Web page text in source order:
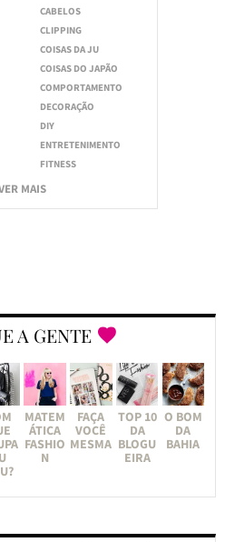
CABELOS
CLIPPING
COISAS DA JU
COISAS DO JAPÃO
COMPORTAMENTO
DECORAÇÃO
DIY
ENTRETENIMENTO
FITNESS
MAIS
A GENTE
MATEM
ÁTICA
FASHIO
N
FAÇA
VOCÊ
MESMA
TOP 10
DA
BLOGU
EIRA
O BOM
DA
BAHIA